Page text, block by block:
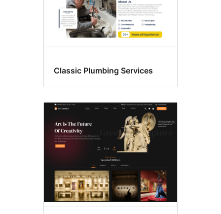
Classic Plumbing Services